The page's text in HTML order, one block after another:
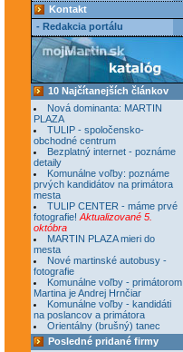
Kontakt
- Redakcia portálu
10 Najčítanejších článkov
Nová dominanta: MARTIN
PLAZA
TULIP - spoločensko-
obchodné centrum
Bezplatný internet - poznáme
detaily
Komunálne voľby: poznáme
prvých kandidátov na primátora
mesta
TULIP CENTER - máme prvé
fotografie! Aktualizované 5.
októbra
MARTIN PLAZA mieri do
mesta
Nové martinské autobusy -
fotografie
Komunálne voľby - primátorom
Martina je Andrej Hrnčiar
Komunálne voľby - kandidáti
na poslancov a primátora
Orientálny (brušný) tanec
Posledné pridané firmy